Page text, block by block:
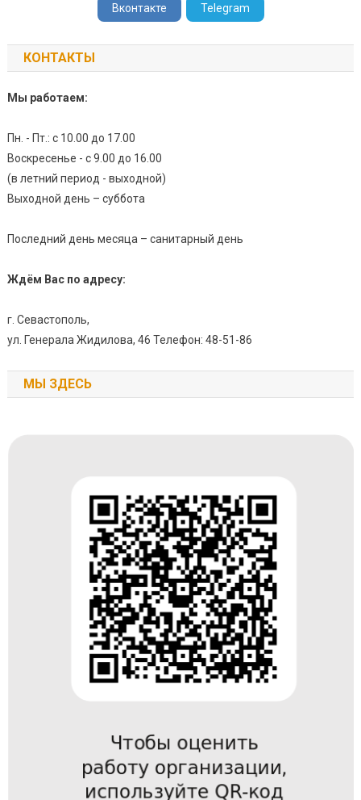
Вконтакте Telegram
КОНТАКТЫ
Мы работаем:
Пн. - Пт.: с 10.00 до 17.00
Воскресенье - с 9.00 до 16.00
(в летний период - выходной)
Выходной день – суббота
Последний день месяца – санитарный день
Ждём Вас по адресу:
г. Севастополь,
ул. Генерала Жидилова, 46 Телефон: 48-51-86
МЫ ЗДЕСЬ